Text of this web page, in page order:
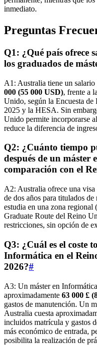
inmediato.
Preguntas
Q1: ¿Qué país ofrece
los graduados de
A1: Australia tiene un
000 (55 000 USD), frente a
Unido, según la Encuesta de
2025 y la HESA. Sin
Unido permite incorporarse
reduce la diferencia de
Q2: ¿Cuánto tiempo
después de un máster
comparación con el
A2: Australia ofrece una
de dos años para titulados de
estudia en una zona
Graduate Route del Reino
restricciones, sin opción de
Q3: ¿Cuál es el coste
Informática en el
2026?#
A3: Un máster en
aproximadamente 63 000 £
gastos de manutención. Un
Australia cuesta
incluidos matrícula y gastos
más económico de entrada,
posibilita la realización de